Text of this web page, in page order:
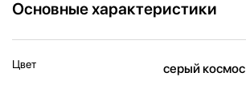
Основные характеристики
Цвет серый космос